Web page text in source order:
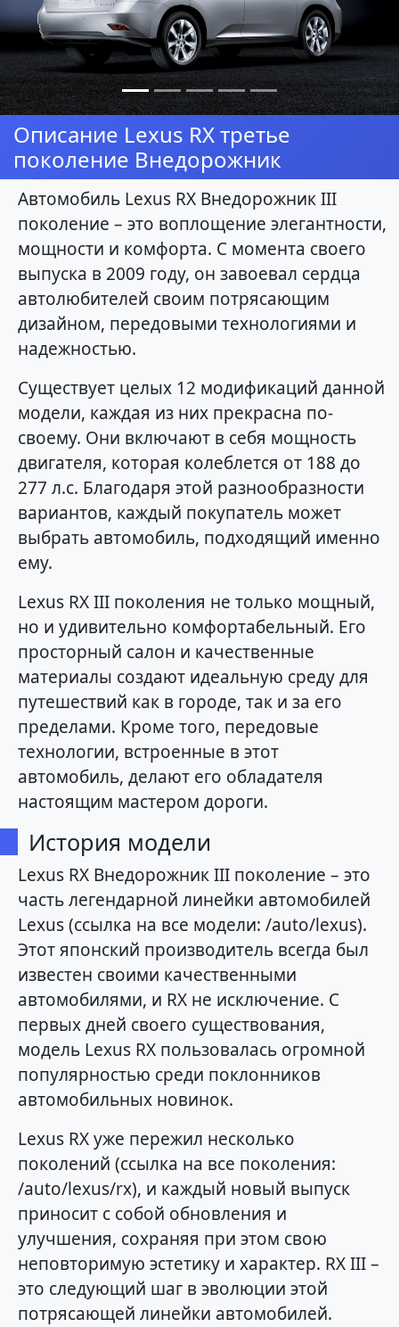
Описание Lexus RX третье
поколение Внедорожник
Автомобиль Lexus RX Внедорожник III
поколение – это воплощение элегантности,
мощности и комфорта. С момента своего
выпуска в 2009 году, он завоевал сердца
автолюбителей своим потрясающим
дизайном, передовыми технологиями и
надежностью.
Существует целых 12 модификаций данной
модели, каждая из них прекрасна по-
своему. Они включают в себя мощность
двигателя, которая колеблется от 188 до
277 л.с. Благодаря этой разнообразности
вариантов, каждый покупатель может
выбрать автомобиль, подходящий именно
ему.
Lexus RX III поколения не только мощный,
но и удивительно комфортабельный. Его
просторный салон и качественные
материалы создают идеальную среду для
путешествий как в городе, так и за его
пределами. Кроме того, передовые
технологии, встроенные в этот
автомобиль, делают его обладателя
настоящим мастером дороги.
История модели
Lexus RX Внедорожник III поколение – это
часть легендарной линейки автомобилей
Lexus (ссылка на все модели: /auto/lexus).
Этот японский производитель всегда был
известен своими качественными
автомобилями, и RX не исключение. С
первых дней своего существования,
модель Lexus RX пользовалась огромной
популярностью среди поклонников
автомобильных новинок.
Lexus RX уже пережил несколько
поколений (ссылка на все поколения:
/auto/lexus/rx), и каждый новый выпуск
приносит с собой обновления и
улучшения, сохраняя при этом свою
неповторимую эстетику и характер. RX III –
это следующий шаг в эволюции этой
потрясающей линейки автомобилей.